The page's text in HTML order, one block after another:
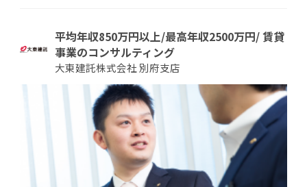
平均年収850万円以上/最高年収2500万円/ 賃貸
事業のコンサルティング
大東建託株式会社 別府支店